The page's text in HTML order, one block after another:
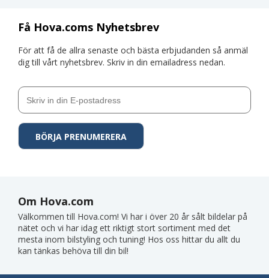
Få Hova.coms Nyhetsbrev
För att få de allra senaste och bästa erbjudanden så anmäl
dig till vårt nyhetsbrev. Skriv in din emailadress nedan.
Om Hova.com
Välkommen till Hova.com! Vi har i över 20 år sålt bildelar på
nätet och vi har idag ett riktigt stort sortiment med det
mesta inom bilstyling och tuning! Hos oss hittar du allt du
kan tänkas behöva till din bil!